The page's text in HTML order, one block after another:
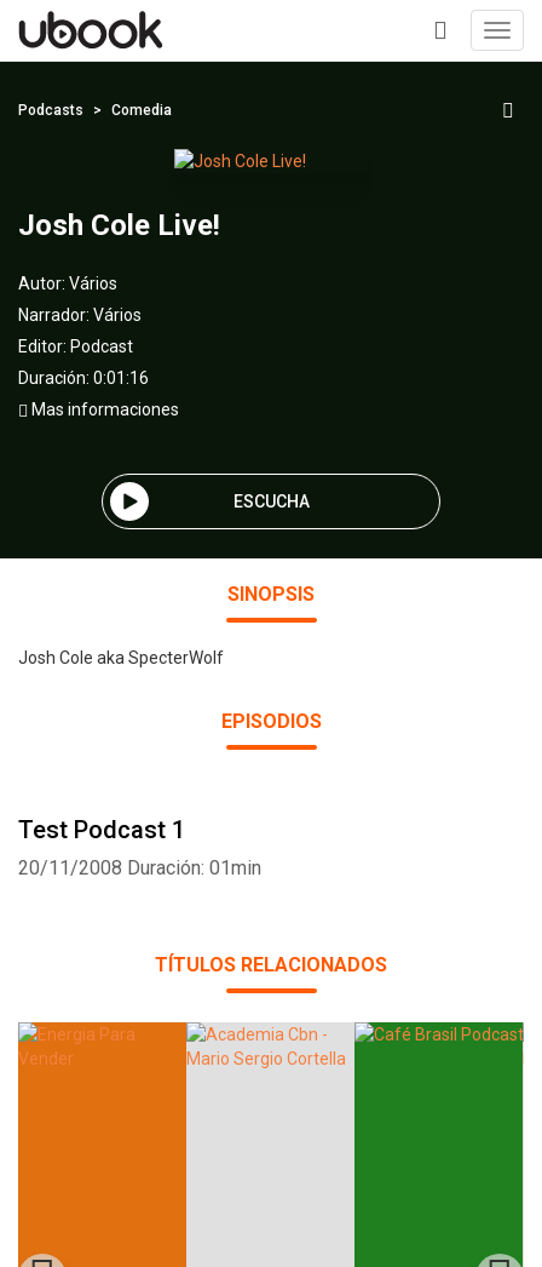
+
Podcasts Comedia
Josh Cole Live!
Autor: Vários
Narrador: Vários
Editor: Podcast
Duración: 0:01:16
Mas informaciones
ESCUCHA
SINOPSIS
Josh Cole aka SpecterWolf
EPISODIOS
Test Podcast 1
20/11/2008 Duración: 01min
TÍTULOS RELACIONADOS